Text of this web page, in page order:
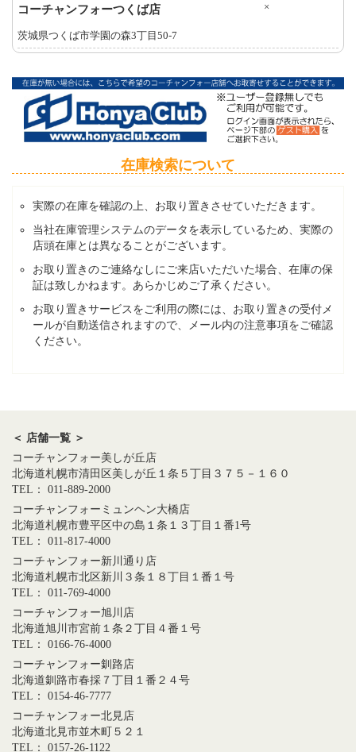
コーチャンフォーつくば店 ×
茨城県つくば市学園の森3丁目50-7
在庫検索について
実際の在庫を確認の上、お取り置きさせていただきます。
当社在庫管理システムのデータを表示しているため、実際の
店頭在庫とは異なることがございます。
お取り置きのご連絡なしにご来店いただいた場合、在庫の保
証は致しかねます。あらかじめご了承ください。
お取り置きサービスをご利用の際には、お取り置きの受付メ
ールが自動送信されますので、メール内の注意事項をご確認
ください。
＜ 店舗一覧 ＞
コーチャンフォー美しが丘店
北海道札幌市清田区美しが丘１条５丁目３７５－１６０
TEL： 011-889-2000
コーチャンフォーミュンヘン大橋店
北海道札幌市豊平区中の島１条１３丁目１番1号
TEL： 011-817-4000
コーチャンフォー新川通り店
北海道札幌市北区新川３条１８丁目１番１号
TEL： 011-769-4000
コーチャンフォー旭川店
北海道旭川市宮前１条２丁目４番１号
TEL： 0166-76-4000
コーチャンフォー釧路店
北海道釧路市春採７丁目１番２４号
TEL： 0154-46-7777
コーチャンフォー北見店
北海道北見市並木町５２１
TEL： 0157-26-1122